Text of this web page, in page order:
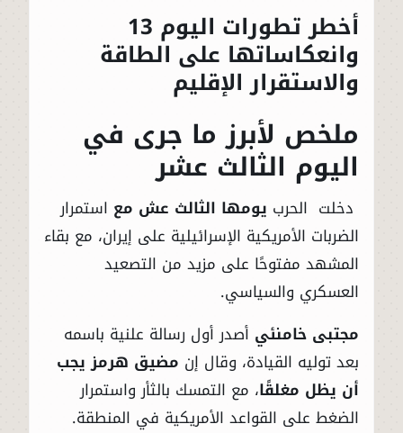
أخطر تطورات اليوم 13
وانعكاساتها على الطاقة
والاستقرار الإقليم
ملخص لأبرز ما جرى في
اليوم الثالث عشر
دخلت الحرب يومها الثالث عش مع استمرار
الضربات الأمريكية الإسرائيلية على إيران، مع بقاء
المشهد مفتوحًا على مزيد من التصعيد
العسكري والسياسي.
مجتبى خامنئي أصدر أول رسالة علنية باسمه
بعد توليه القيادة، وقال إن مضيق هرمز يجب
أن يظل مغلقًا، مع التمسك بالثأر واستمرار
الضغط على القواعد الأمريكية في المنطقة.